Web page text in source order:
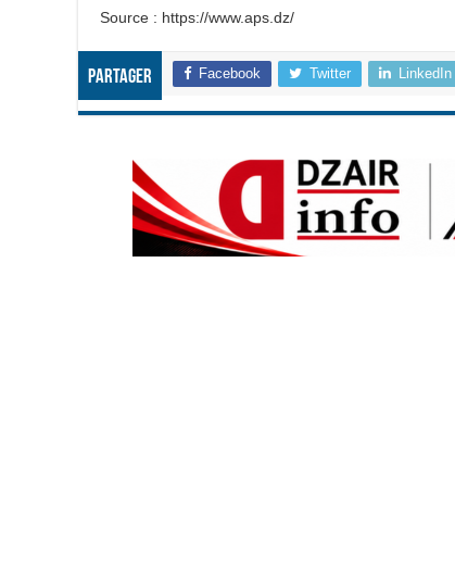
Source : https://www.aps.dz/
Partager Facebook Twitter LinkedIn